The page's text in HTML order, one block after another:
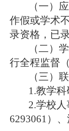
（一）
作假或学术
录资格，已
（二）
行全程监督（
（三）
1.教学科
2.学校人
6293061） 、